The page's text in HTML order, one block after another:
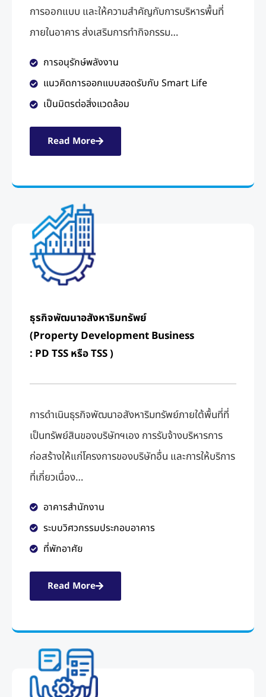
การออกแบบ และให้ความสําคัญกับการบริหารพื้นที่
ภายในอาคาร ส่งเสริมการทํากิจกรรม…
การอนุรักษ์พลังงาน
แนวคิดการออกแบบสอดรับกับ Smart Life
เป็นมิตรต่อสิ่งแวดล้อม
Read More
ธุรกิจพัฒนาอสังหาริมทรัพย์
(Property Development Business
: PD TSS หรือ TSS )
การดำเนินธุรกิจพัฒนาอสังหาริมทรัพย์ภายใต้พื้นที่ที่
เป็นทรัพย์สินของบริษัทฯเอง การรับจ้างบริหารการ
ก่อสร้างให้แก่โครงการของบริษัทอื่น และการให้บริการ
ที่เกี่ยวเนื่อง…
อาคารสำนักงาน
ระบบวิศวกรรมประกอบอาคาร
ที่พักอาศัย
Read More